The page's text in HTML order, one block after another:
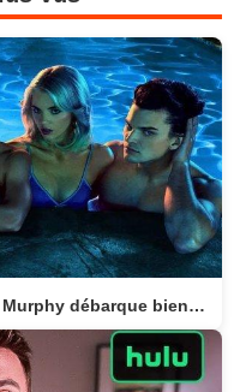
The Shards : le thriller de Ryan Murphy débarque bientôt sur Disney+